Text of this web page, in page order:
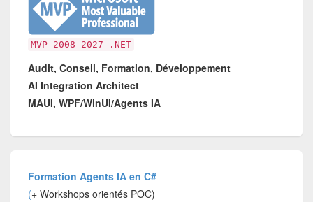
MVP 2008-2027 .NET
Audit, Conseil, Formation, Développement
AI Integration Architect
MAUI, WPF/WinUI/Agents IA
Formation Agents IA en C#
(+ Workshops orientés POC)